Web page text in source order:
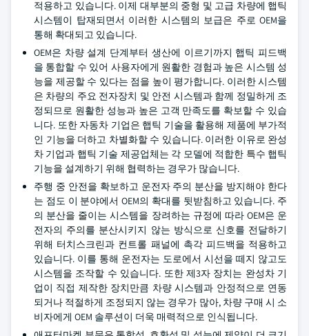
적용하고 있습니다. 이제 대부분의 중형 및 고급 차량에 햅틱
시스템이 탑재되면서 이러한 시스템의 보급은 주로 OEM을
통해 확대되고 있습니다.
OEM은 차량 설계 단계부터 생산에 이르기까지 햅틱 피드백
을 통합할 수 있어 사용자에게 원활한 경험과 높은 시스템 성
능을 제공할 수 있다는 점을 높이 평가합니다. 이러한 시스템
은 차량의 주요 전자장치 및 안전 시스템과 함께 정밀하게 조
정되므로 원활한 성능과 높은 고객 만족도를 확보할 수 있습
니다. 또한 자동차 기업은 햅틱 기술을 활용해 제품에 부가적
인 기능을 더하고 차별화할 수 있습니다. 이러한 이유로 완성
차 기업과 햅틱 기술 제공업체는 각 모델에 적합한 특수 햅틱
기능을 설계하기 위해 협력하는 경우가 많습니다.
주행 중 안전을 확보하고 운전자 주의 분산을 방지해야 한다
는 점도 이 분야에서 OEM의 확대를 뒷받침하고 있습니다. 주
의 분산을 줄이는 시스템을 장려하는 규정에 따라 OEM은 운
전자의 주의를 분산시키지 않는 방식으로 신호를 전달하기
위해 터치스크린과 컨트롤 패널에 촉각 피드백을 적용하고
있습니다. 이를 통해 운전자는 도로에서 시선을 떼지 않고도
시스템을 조작할 수 있습니다. 또한 제3자 장치는 완성차 기
업이 직접 제작한 장치만큼 차량 시스템과 안정적으로 연동
되거나 적절하게 조정되지 않는 경우가 많아, 차량 구매 시 소
비자에게 OEM 솔루션이 더욱 매력적으로 인식됩니다.